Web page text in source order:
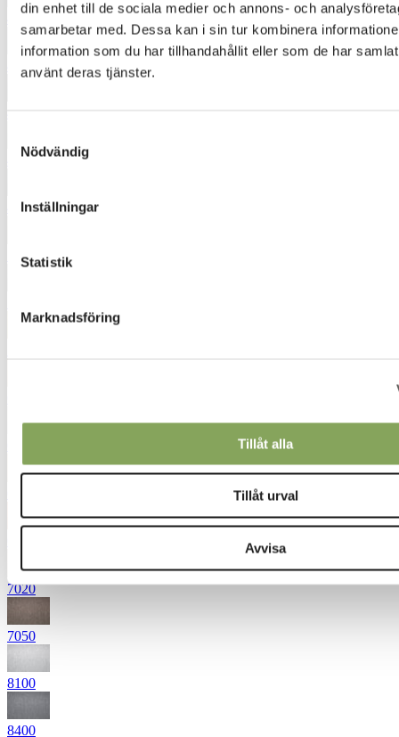
din enhet till de sociala medier och annons- och
samarbetar med. Dessa kan i sin tur kombinera
information som du har tillhandahållit eller som de har
använt deras tjänster.
Nödvändig
Inställningar
Statistik
Marknadsföring
Tillåt alla
Tillåt urval
Avvisa
4230
4730
4860
5040
7020
7050
8100
8400